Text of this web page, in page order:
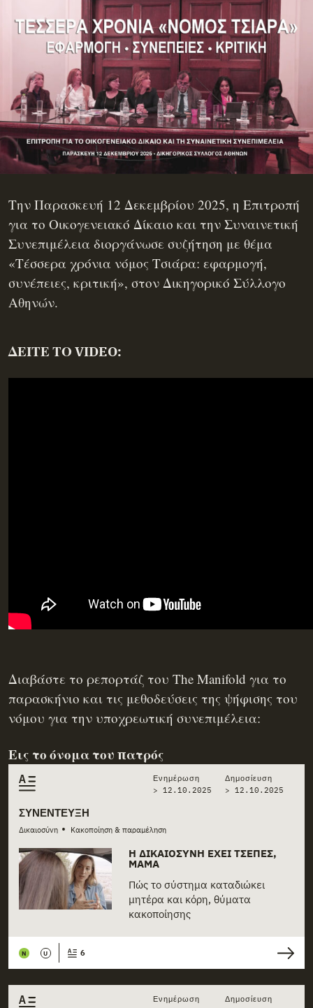
Την Παρασκευή 12 Δεκεμβρίου 2025, η Επιτροπή
για το Οικογενειακό Δίκαιο και την Συναινετική
Συνεπιμέλεια διοργάνωσε συζήτηση με θέμα
«Τέσσερα χρόνια νόμος Τσιάρα: εφαρμογή,
συνέπειες, κριτική», στον Δικηγορικό Σύλλογο
Αθηνών.
ΔΕΙΤΕ ΤΟ VIDEO:
Διαβάστε το ρεπορτάζ του The Manifold για το
παρασκήνιο και τις μεθοδεύσεις της ψήφισης του
νόμου για την υποχρεωτική συνεπιμέλεια:
Εις το όνομα του πατρός
ΣΥΝΈΝΤΕΥΞΗ
Δικαιοσύνη • Κακοποίηση & παραμέληση
Ενημέρωση
> 12.10.2025
Δημοσίευση
> 12.10.2025
Η ΔΙΚΑΙΟΣΎΝΗ ΈΧΕΙ ΤΣΈΠΕΣ,
ΜΑΜΆ
Πώς το σύστημα καταδιώκει
μητέρα και κόρη, θύματα
κακοποίησης
N U 6
Ενημέρωση
Δημοσίευση